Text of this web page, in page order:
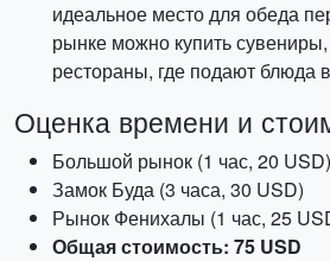
идеальное место для обеда
рынке можно купить
рестораны, где подают блюда
Оценка времени и
Большой рынок (1 час, 20 USD)
Замок Буда (3 часа, 30 USD)
Рынок Фенихалы (1 час, 25
Общая стоимость: 75 USD